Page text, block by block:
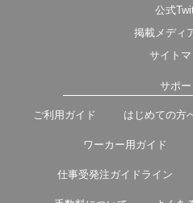
公式
掲載メディ
サイト
サポー
ご利用ガイド はじめての方
ワーカー用ガイド
仕事受発注ガイドライン